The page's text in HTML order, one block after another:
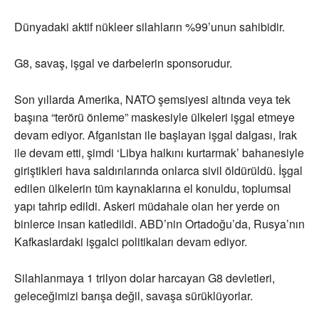
Dünyadaki aktif nükleer silahların %99’unun sahibidir.
G8, savaş, işgal ve darbelerin sponsorudur.
Son yıllarda Amerika, NATO şemsiyesi altında veya tek
başına “terörü önleme” maskesiyle ülkeleri işgal etmeye
devam ediyor. Afganistan ile başlayan işgal dalgası, Irak
ile devam etti, şimdi ‘Libya halkını kurtarmak’ bahanesiyle
giriştikleri hava saldırılarında onlarca sivil öldürüldü. İşgal
edilen ülkelerin tüm kaynaklarına el konuldu, toplumsal
yapı tahrip edildi. Askeri müdahale olan her yerde on
binlerce insan katledildi. ABD’nin Ortadoğu’da, Rusya’nın
Kafkaslardaki işgalci politikaları devam ediyor.
Silahlanmaya 1 trilyon dolar harcayan G8 devletleri,
geleceğimizi barışa değil, savaşa sürüklüyorlar.